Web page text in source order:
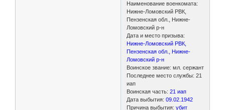
Наименование военкомата:
Нижне-Ломовский РВК,
Пензенская обл., Нижне-
Ломовский р-н
Дата и место призыва:
Нижне-Ломовский РВК,
Пензенская обл., Нижне-
Ломовский р-н
Воинское звание: мл. сержант
Последнее место службы: 21
иап
Воинская часть:21 иап
Дата выбытия:09.02.1942
Причина выбытия: убит